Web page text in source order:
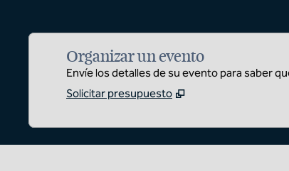
Organizar un evento
Envíe los detalles de su evento para saber
Solicitar presupuesto